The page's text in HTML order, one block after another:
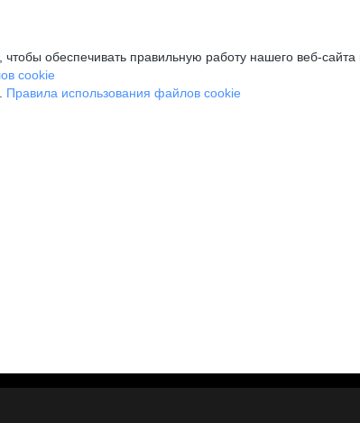
обеспечивать правильную работу нашего веб-сайта
cookie
Правила использования файлов cookie